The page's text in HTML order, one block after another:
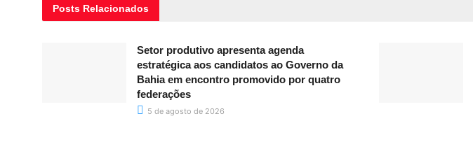
Posts Relacionados
Setor produtivo apresenta agenda
estratégica aos candidatos ao Governo da
Bahia em encontro promovido por quatro
federações
5 de agosto de 2026